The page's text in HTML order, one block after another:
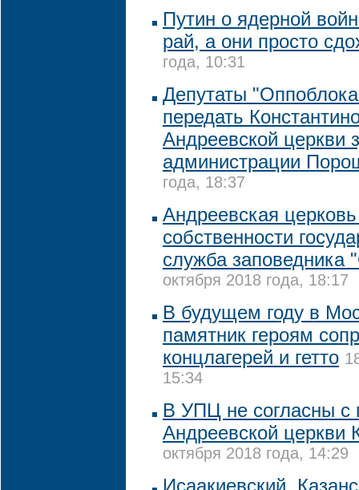
Путин о ядерной
рай, а они просто
года, 10:31
Депутаты
передать
Андреевской церкви
администрации
года, 18:37
Андреевская
собственности
служба заповедника
октября 2018 года, 18:17
В будущем году в
памятник героям
концлагерей и гетто
15:34
В УПЦ не согласны с
Андреевской церкви
октября 2018 года, 14:29
Исаакиевский,